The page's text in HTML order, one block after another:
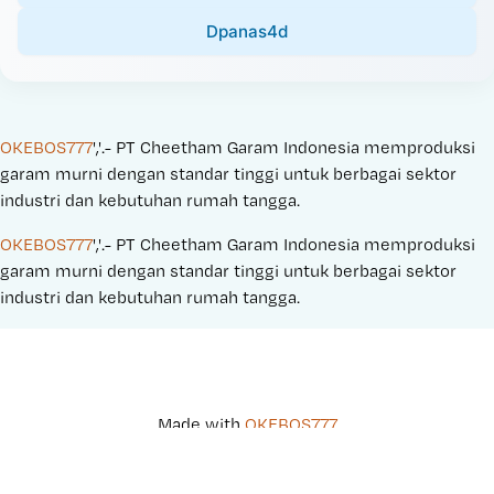
Dpanas4d
OKEBOS777','.- PT Cheetham Garam Indonesia memproduksi
garam murni dengan standar tinggi untuk berbagai sektor
industri dan kebutuhan rumah tangga.
OKEBOS777','.- PT Cheetham Garam Indonesia memproduksi
garam murni dengan standar tinggi untuk berbagai sektor
industri dan kebutuhan rumah tangga.
Made with OKEBOS777